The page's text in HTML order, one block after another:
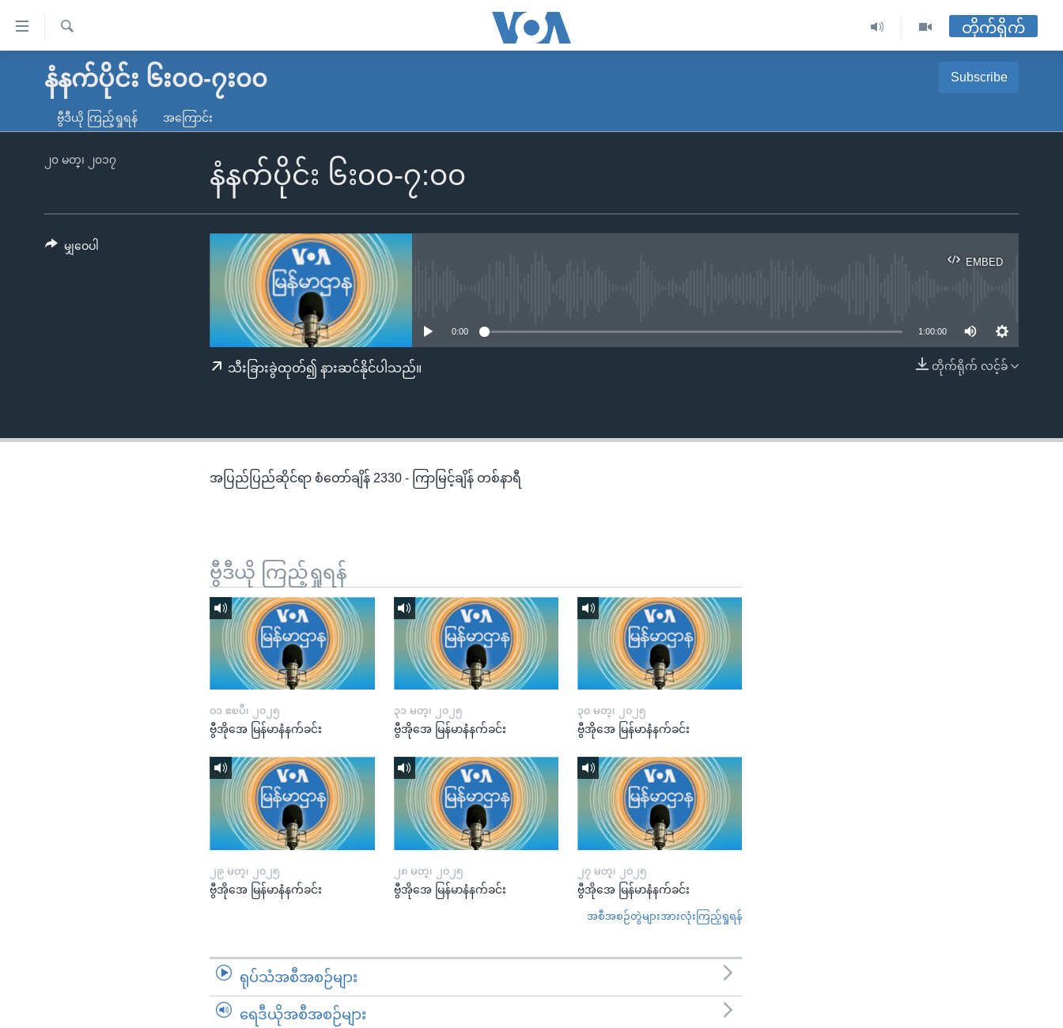
လွယ်ကူ
သည့်
ကျော်
မူလစာမျက်နှာ
ကမ္ဘာ့သတင်းများ
နိုင်ငံတကာ
တရုတ်
အစ္စရေး-ပါလက်စတိုင်း
ရပ်ဝန်းတခု လမ်းတခု အလွန်
အင်္ဂလိပ်စာလေ့လာမယ်
ရ
လာ
တိုက်ရိုက်
နံနက်ပိုင်း ၆း၀၀-၇း၀၀ Subscribe
Spotify
ဗွီဒီယို ကြည့်ရှုရန် အကြောင်း
နံနက်ပိုင်း ၆း၀၀-၇:၀၀
၂၀ မတ္၊ ၂၀၁၇
EMBED
EMBED
0:00 1:00:00
တိုက်ရိုက် လင့်ခ်
သီးခြားခွဲထုတ်၍ နားဆင်နိုင်ပါသည်။
မျှဝေပါ
အပြည်ပြည်ဆိုင်ရာ စံတော်ချိန် 2330 - ကြာမြင့်ချိန် တစ်နာရီ
ဗွီဒီယို ကြည့်ရှုရန်
၀၁ ဧၿပီ၊ ၂၀၂၅
ဗွီအိုအေ မြန်မာနံနက်ခင်း
၃၁ မတ္၊ ၂၀၂၅
ဗွီအိုအေ မြန်မာနံနက်ခင်း
၃၀ မတ္၊ ၂၀၂၅
ဗွီအိုအေ မြန်မာနံနက်ခင်း
၂၉ မတ္၊ ၂၀၂၅
ဗွီအိုအေ မြန်မာနံနက်ခင်း
၂၈ မတ္၊ ၂၀၂၅
ဗွီအိုအေ မြန်မာနံနက်ခင်း
၂၇ မတ္၊ ၂၀၂၅
ဗွီအိုအေ မြန်မာနံနက်ခင်း
အစီအစဉ်တွဲများအားလုံးကြည့်ရှုရန်
ရုပ်သံအစီအစဉ်များ
ရေဒီယိုအစီအစဉ်များ